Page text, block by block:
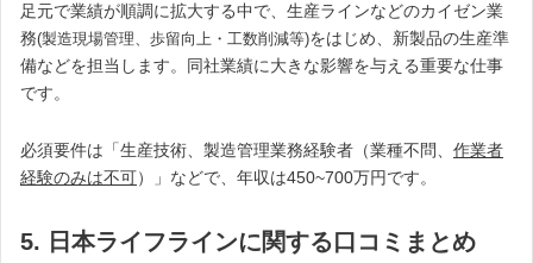
足元で業績が順調に拡大する中で、生産ラインなどのカイゼン業
務(製造現場管理、歩留向上・工数削減等)をはじめ、新製品の生産準
備などを担当します。同社業績に大きな影響を与える重要な仕事
です。
必須要件は「生産技術、製造管理業務経験者（業種不問、 作業者
経験のみは不可）」などで、年収は450~700万円です。
5. 日本ライフラインに関する口コミまとめ